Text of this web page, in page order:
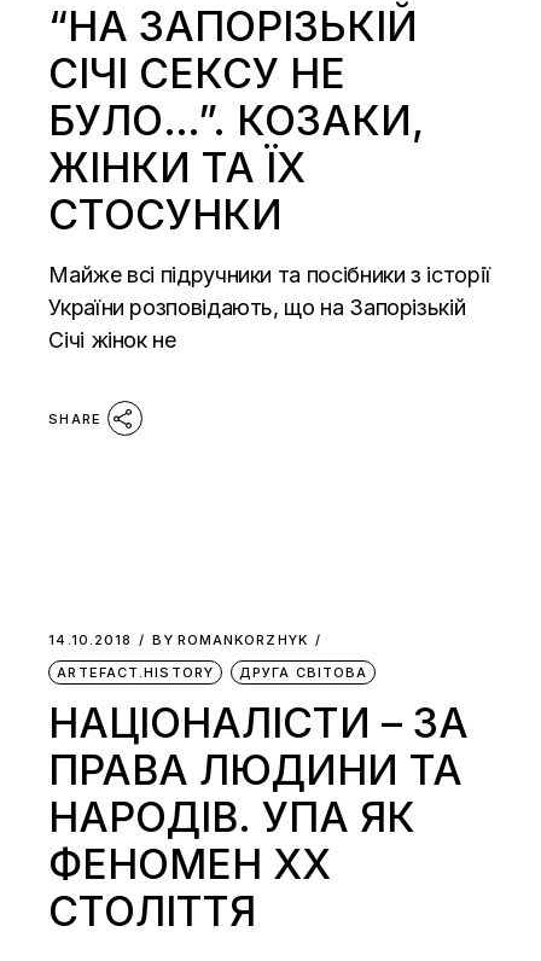
“НА ЗАПОРІЗЬКІЙ
СІЧІ СЕКСУ НЕ
БУЛО…”. КОЗАКИ,
ЖІНКИ ТА ЇХ
СТОСУНКИ
Майже всі підручники та посібники з історії
України розповідають, що на Запорізькій
Січі жінок не
SHARE
14.10.2018 BY ROMANKORZHYK
ARTEFACT.HISTORY
ДРУГА СВІТОВА
НАЦІОНАЛІСТИ – ЗА
ПРАВА ЛЮДИНИ ТА
НАРОДІВ. УПА ЯК
ФЕНОМЕН ХХ
СТОЛІТТЯ